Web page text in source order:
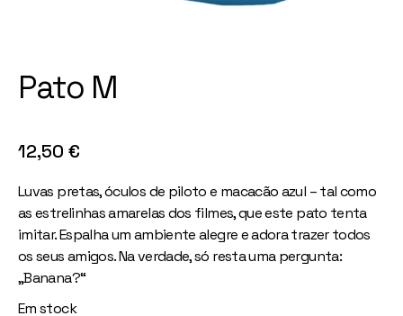
Pato M
12,50 €
Luvas pretas, óculos de piloto e macacão azul – tal como
as estrelinhas amarelas dos filmes, que este pato tenta
imitar. Espalha um ambiente alegre e adora trazer todos
os seus amigos. Na verdade, só resta uma pergunta:
„Banana?“
Em stock